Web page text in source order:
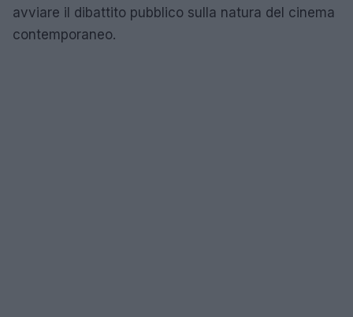
avviare il dibattito pubblico sulla natura del cinema
contemporaneo.